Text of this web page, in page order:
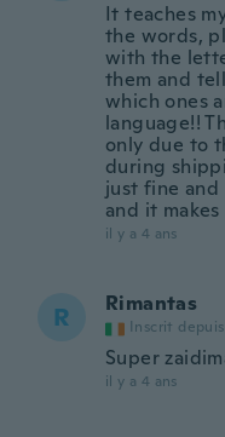
It teaches
the words,
with the
them and
which ones
language!!
only due to
during
just fine
and it
il y a 4 ans
R Rimantas
Inscrit depuis
Super
il y a 4 ans